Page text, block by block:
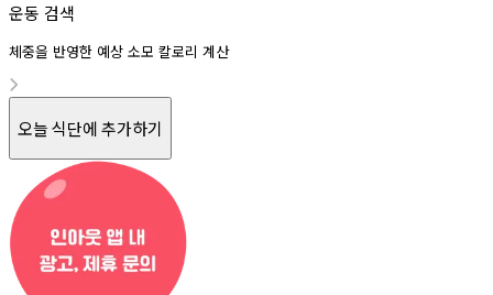
운동 검색
체중을 반영한 예상 소모 칼로리 계산
오늘 식단에 추가하기